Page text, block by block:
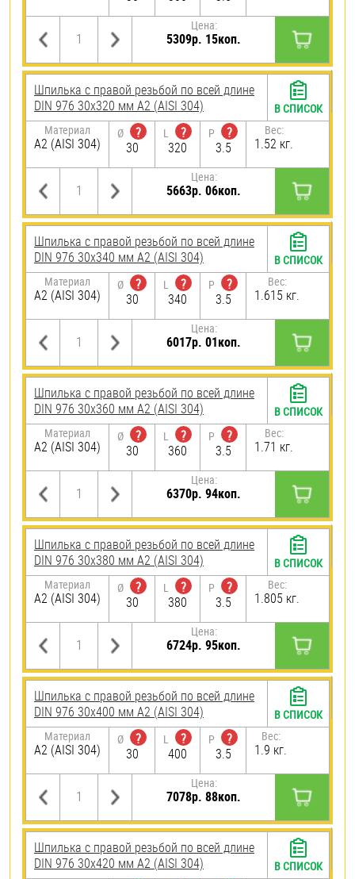
Цена:
5309р. 15коп.
Шпилька с правой резьбой по всей длине
DIN 976 30х320 мм А2 (AISI 304)
Материал
А2 (AISI 304)
Ø
?
30
L
?
320
P
?
3.5
Вес:
1.52 кг.
Цена:
5663р. 06коп.
В СПИСОК
Шпилька с правой резьбой по всей длине
DIN 976 30х340 мм А2 (AISI 304)
Материал
А2 (AISI 304)
Ø
?
30
L
?
340
P
?
3.5
Вес:
1.615 кг.
Цена:
6017р. 01коп.
В СПИСОК
Шпилька с правой резьбой по всей длине
DIN 976 30х360 мм А2 (AISI 304)
Материал
А2 (AISI 304)
Ø
?
30
L
?
360
P
?
3.5
Вес:
1.71 кг.
Цена:
6370р. 94коп.
В СПИСОК
Шпилька с правой резьбой по всей длине
DIN 976 30х380 мм А2 (AISI 304)
Материал
А2 (AISI 304)
Ø
?
30
L
?
380
P
?
3.5
Вес:
1.805 кг.
Цена:
6724р. 95коп.
В СПИСОК
Шпилька с правой резьбой по всей длине
DIN 976 30х400 мм А2 (AISI 304)
Материал
А2 (AISI 304)
Ø
?
30
L
?
400
P
?
3.5
Вес:
1.9 кг.
Цена:
7078р. 88коп.
В СПИСОК
Шпилька с правой резьбой по всей длине
DIN 976 30х420 мм А2 (AISI 304)
В СПИСОК